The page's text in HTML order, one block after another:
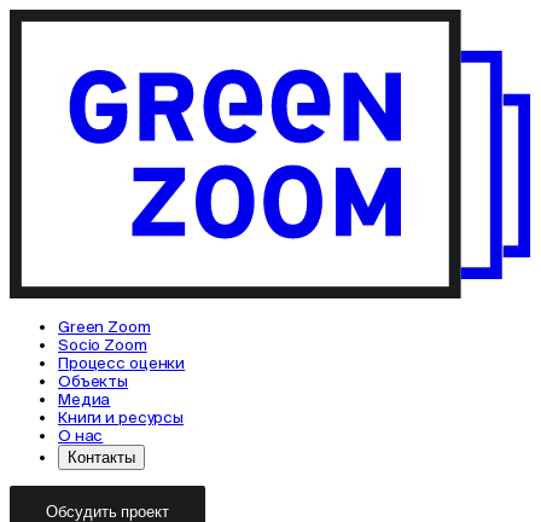
Green Zoom
Socio Zoom
Процесс оценки
Объекты
Медиа
Книги и ресурсы
О нас
Контакты
Обсудить проект